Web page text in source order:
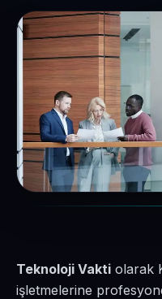
Teknoloji Vakti olarak
işletmelerine